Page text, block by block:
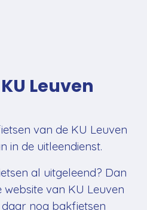
Leuven
van de KU Leuven
in de uitleendienst.
al uitgeleend? Dan
website van KU Leuven
nog bakfietsen